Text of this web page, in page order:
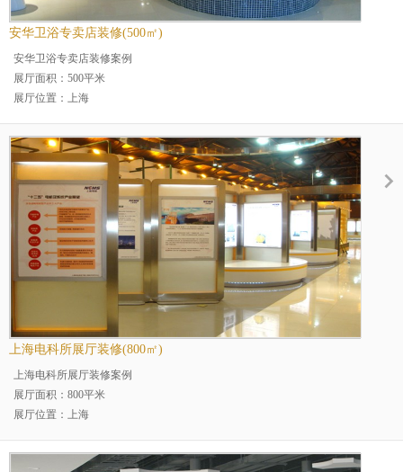
安华卫浴专卖店装修(500㎡)
安华卫浴专卖店装修案例
展厅面积：500平米
展厅位置：上海
行业分类：厨卫行业展厅装修
上海电科所展厅装修(800㎡)
上海电科所展厅装修案例
展厅面积：800平米
展厅位置：上海
行业分类：电力行业展厅装修